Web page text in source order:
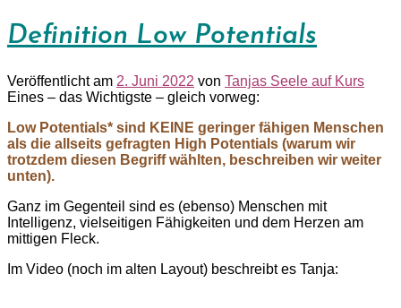
Definition Low Potentials
Veröffentlicht am 2. Juni 2022 von Tanjas Seele auf Kurs
Eines – das Wichtigste – gleich vorweg:
Low Potentials* sind KEINE geringer fähigen Menschen
als die allseits gefragten High Potentials (warum wir
trotzdem diesen Begriff wählten, beschreiben wir weiter
unten).
Ganz im Gegenteil sind es (ebenso) Menschen mit
Intelligenz, vielseitigen Fähigkeiten und dem Herzen am
mittigen Fleck.
Im Video (noch im alten Layout) beschreibt es Tanja: